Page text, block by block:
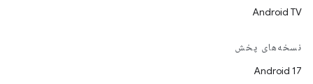
Android TV
نسخه‌های پخش
Android 17